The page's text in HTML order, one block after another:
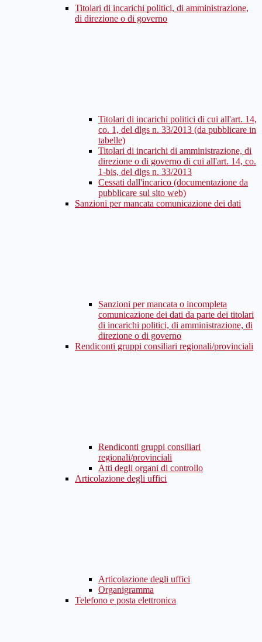
Titolari di incarichi politici, di amministrazione,
di direzione o di governo
Titolari di incarichi politici di cui all'art. 14,
co. 1, del dlgs n. 33/2013 (da pubblicare in
tabelle)
Titolari di incarichi di amministrazione, di
direzione o di governo di cui all'art. 14, co.
1-bis, del dlgs n. 33/2013
Cessati dall'incarico (documentazione da
pubblicare sul sito web)
Sanzioni per mancata comunicazione dei dati
Sanzioni per mancata o incompleta
comunicazione dei dati da parte dei titolari
di incarichi politici, di amministrazione, di
direzione o di governo
Rendiconti gruppi consiliari regionali/provinciali
Rendiconti gruppi consiliari
regionali/provinciali
Atti degli organi di controllo
Articolazione degli uffici
Articolazione degli uffici
Organigramma
Telefono e posta elettronica